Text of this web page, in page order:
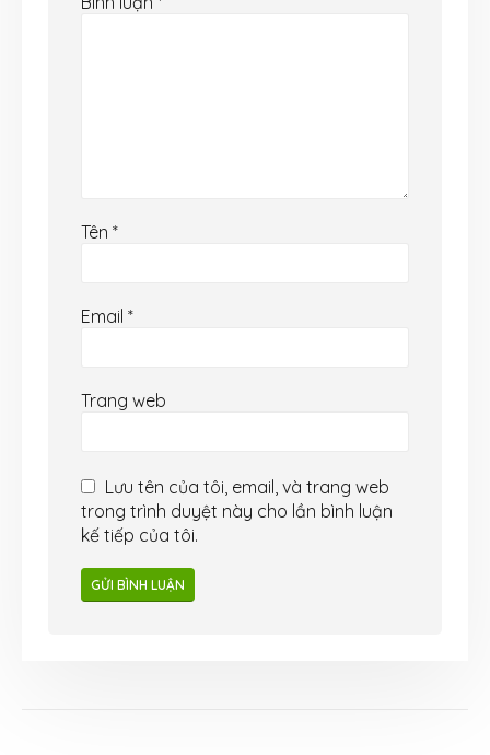
Tên *
Email *
Trang web
Lưu tên của tôi, email, và trang web
trong trình duyệt này cho lần bình luận
kế tiếp của tôi.